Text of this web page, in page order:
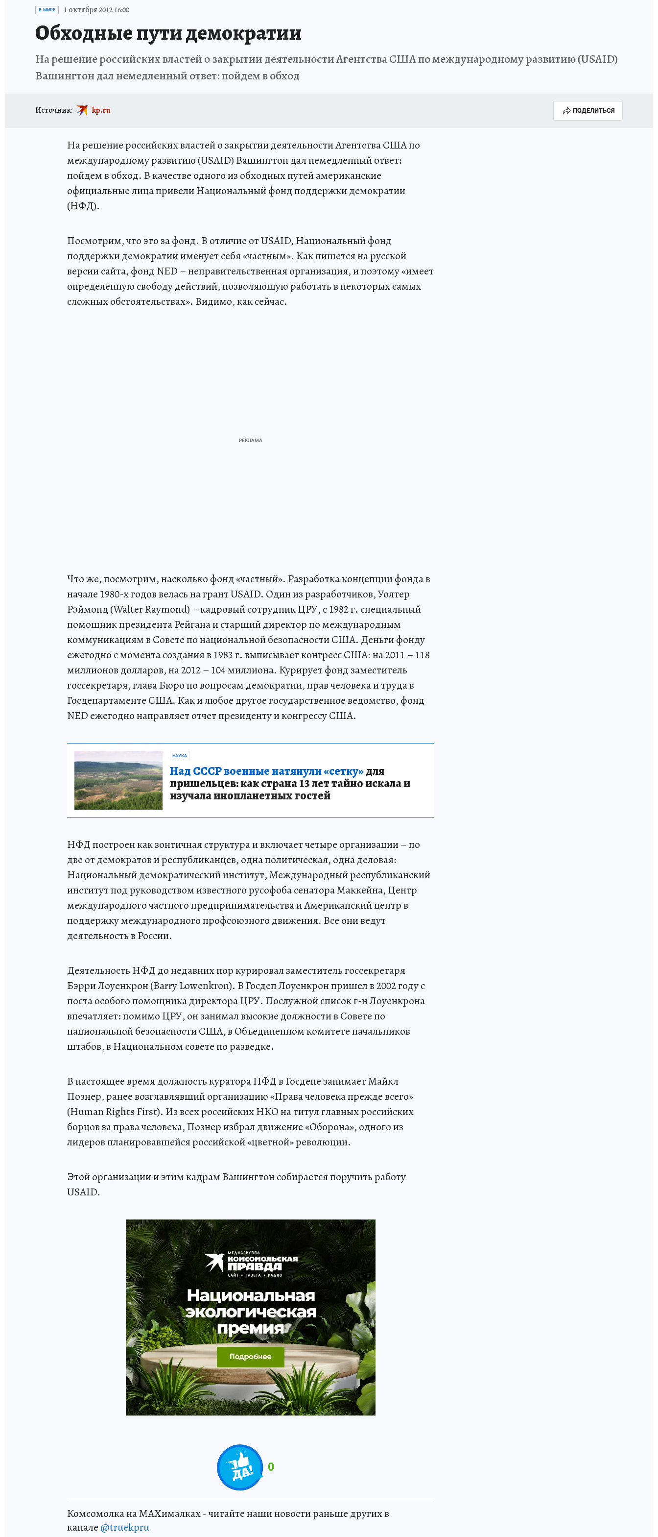
ИСПЫТАНО НА СЕБЕ
В МИРЕ 1 октября 2012 16:00
Обходные пути демократии
На решение российских властей о закрытии деятельности Агентства США по международному развитию (USAID)
Вашингтон дал немедленный ответ: пойдем в обход
Источник: kp.ru ПОДЕЛИТЬСЯ
На решение российских властей о закрытии деятельности Агентства США по
международному развитию (USAID) Вашингтон дал немедленный ответ:
пойдем в обход. В качестве одного из обходных путей американские
официальные лица привели Национальный фонд поддержки демократии
(НФД).
Посмотрим, что это за фонд. В отличие от USAID, Национальный фонд
поддержки демократии именует себя «частным». Как пишется на русской
версии сайта, фонд NED – неправительственная организация, и поэтому «имеет
определенную свободу действий, позволяющую работать в некоторых самых
сложных обстоятельствах». Видимо, как сейчас.
Что же, посмотрим, насколько фонд «частный». Разработка концепции фонда в
начале 1980-х годов велась на грант USAID. Один из разработчиков, Уолтер
Рэймонд (Walter Raymond) – кадровый сотрудник ЦРУ, с 1982 г. специальный
помощник президента Рейгана и старший директор по международным
коммуникациям в Совете по национальной безопасности США. Деньги фонду
ежегодно с момента создания в 1983 г. выписывает конгресс США: на 2011 – 118
миллионов долларов, на 2012 – 104 миллиона. Курирует фонд заместитель
госсекретаря, глава Бюро по вопросам демократии, прав человека и труда в
Госдепартаменте США. Как и любое другое государственное ведомство, фонд
NED ежегодно направляет отчет президенту и конгрессу США.
НАУКА
Над СССР военные натянули «сетку»для
пришельцев: как страна 13 лет тайно искала и
изучала инопланетных гостей
НФД построен как зонтичная структура и включает четыре организации – по
две от демократов и республиканцев, одна политическая, одна деловая:
Национальный демократический институт, Международный республиканский
институт под руководством известного русофоба сенатора Маккейна, Центр
международного частного предпринимательства и Американский центр в
поддержку международного профсоюзного движения. Все они ведут
деятельность в России.
Деятельность НФД до недавних пор курировал заместитель госсекретаря
Бэрри Лоуенкрон (Barry Lowenkron). В Госдеп Лоуенкрон пришел в 2002 году с
поста особого помощника директора ЦРУ. Послужной список г-н Лоуенкрона
впечатляет: помимо ЦРУ, он занимал высокие должности в Совете по
национальной безопасности США, в Объединенном комитете начальников
штабов, в Национальном совете по разведке.
В настоящее время должность куратора НФД в Госдепе занимает Майкл
Познер, ранее возглавлявший организацию «Права человека прежде всего»
(Human Rights First). Из всех российских НКО на титул главных российских
борцов за права человека, Познер избрал движение «Оборона», одного из
лидеров планировавшейся российской «цветной» революции.
Этой организации и этим кадрам Вашингтон собирается поручить работу
USAID.
0
Комсомолка на MAXималках - читайте наши новости раньше других в
канале @truekpru